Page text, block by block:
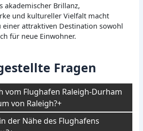
akademischer Brillanz,
und kultureller Vielfalt macht
einer attraktiven Destination sowohl
für neue Einwohner.
Fragen
vom Flughafen Raleigh-Durham
von Raleigh?
der Nähe des Flughafens